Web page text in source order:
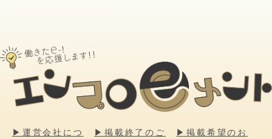
▶運営会社につ
▶掲載終了のご
▶掲載希望のお